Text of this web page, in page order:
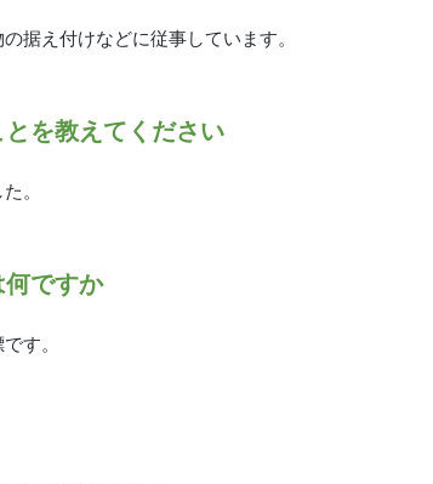
据え付けなどに従事しています。
を教えてください
。
ですか
す。